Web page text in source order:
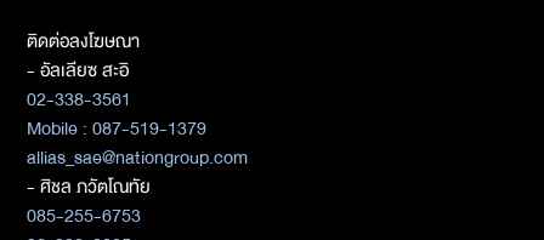
ติดต่อลงโฆษณา
- อัลเลียซ สะอิ
02-338-3561
Mobile : 087-519-1379
allias_sae@nationgroup.com
- ศิชล ภวัตโณทัย
085-255-6753